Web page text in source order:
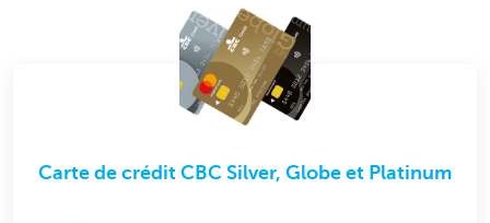
Carte de crédit CBC Silver, Globe et Platinum